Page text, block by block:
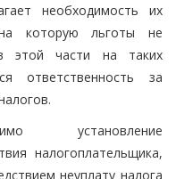
необходимость их
которую льготы не
этой части на таких
ответственность за
установление
налогоплательщика,
неуплату налога